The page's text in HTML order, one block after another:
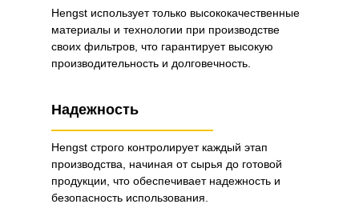
Надежность
Hengst использует только высококачественные
материалы и технологии при производстве
своих фильтров, что гарантирует высокую
производительность и долговечность.
Hengst строго контролирует каждый этап
производства, начиная от сырья до готовой
продукции, что обеспечивает надежность и
безопасность использования.